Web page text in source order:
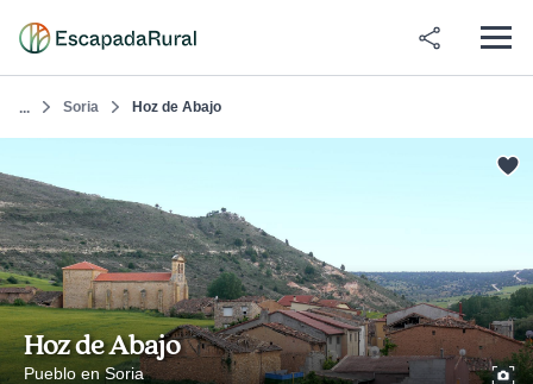
... Soria Hoz de Abajo
Hoz de Abajo
Pueblo en Soria